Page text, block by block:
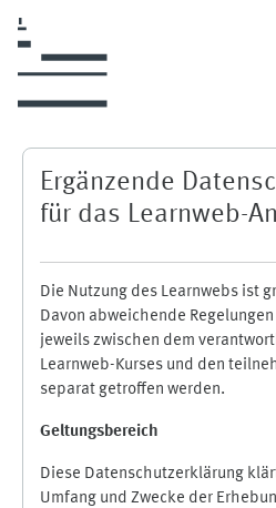
Ergänzende
für das Learnweb-
Die Nutzung des Learnwebs ist
Davon abweichende
jeweils zwischen dem
Learnweb-Kurses und den
separat getroffen werden.
Geltungsbereich
Diese Datenschutzerklärung
Umfang und Zwecke der